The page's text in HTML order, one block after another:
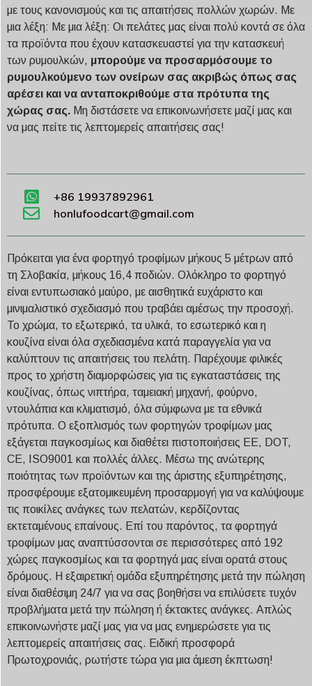
με τους κανονισμούς και τις απαιτήσεις πολλών χωρών. Με
μια λέξη: Με μια λέξη: Οι πελάτες μας είναι πολύ κοντά σε όλα
τα προϊόντα που έχουν κατασκευαστεί για την κατασκευή
των ρυμουλκών, μπορούμε να προσαρμόσουμε το
ρυμουλκούμενο των ονείρων σας ακριβώς όπως σας
αρέσει και να ανταποκριθούμε στα πρότυπα της
χώρας σας. Μη διστάσετε να επικοινωνήσετε μαζί μας και
να μας πείτε τις λεπτομερείς απαιτήσεις σας!
+86 19937892961
honlufoodcart@gmail.com
Πρόκειται για ένα φορτηγό τροφίμων μήκους 5 μέτρων από
τη Σλοβακία, μήκους 16,4 ποδιών. Ολόκληρο το φορτηγό
είναι εντυπωσιακό μαύρο, με αισθητικά ευχάριστο και
μινιμαλιστικό σχεδιασμό που τραβάει αμέσως την προσοχή.
Το χρώμα, το εξωτερικό, τα υλικά, το εσωτερικό και η
κουζίνα είναι όλα σχεδιασμένα κατά παραγγελία για να
καλύπτουν τις απαιτήσεις του πελάτη. Παρέχουμε φιλικές
προς το χρήστη διαμορφώσεις για τις εγκαταστάσεις της
κουζίνας, όπως νιπτήρα, ταμειακή μηχανή, φούρνο,
ντουλάπια και κλιματισμό, όλα σύμφωνα με τα εθνικά
πρότυπα. Ο εξοπλισμός των φορτηγών τροφίμων μας
εξάγεται παγκοσμίως και διαθέτει πιστοποιήσεις ΕΕ, DOT,
CE, ISO9001 και πολλές άλλες. Μέσω της ανώτερης
ποιότητας των προϊόντων και της άριστης εξυπηρέτησης,
προσφέρουμε εξατομικευμένη προσαρμογή για να καλύψουμε
τις ποικίλες ανάγκες των πελατών, κερδίζοντας
εκτεταμένους επαίνους. Επί του παρόντος, τα φορτηγά
τροφίμων μας αναπτύσσονται σε περισσότερες από 192
χώρες παγκοσμίως και τα φορτηγά μας είναι ορατά στους
δρόμους. Η εξαιρετική ομάδα εξυπηρέτησης μετά την πώληση
είναι διαθέσιμη 24/7 για να σας βοηθήσει να επιλύσετε τυχόν
προβλήματα μετά την πώληση ή έκτακτες ανάγκες. Απλώς
επικοινωνήστε μαζί μας για να μας ενημερώσετε για τις
λεπτομερείς απαιτήσεις σας. Ειδική προσφορά
Πρωτοχρονιάς, ρωτήστε τώρα για μια άμεση έκπτωση!